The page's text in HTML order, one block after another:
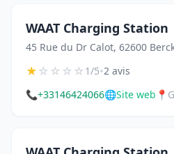
WAAT Charging Station
45 Rue du Dr Calot, 62600
★☆☆☆☆1/5•2 avis
📞+33146424066🌐Site web 📍